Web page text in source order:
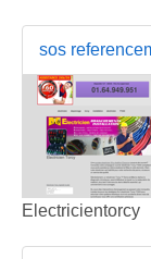
sos
Electricientorcy